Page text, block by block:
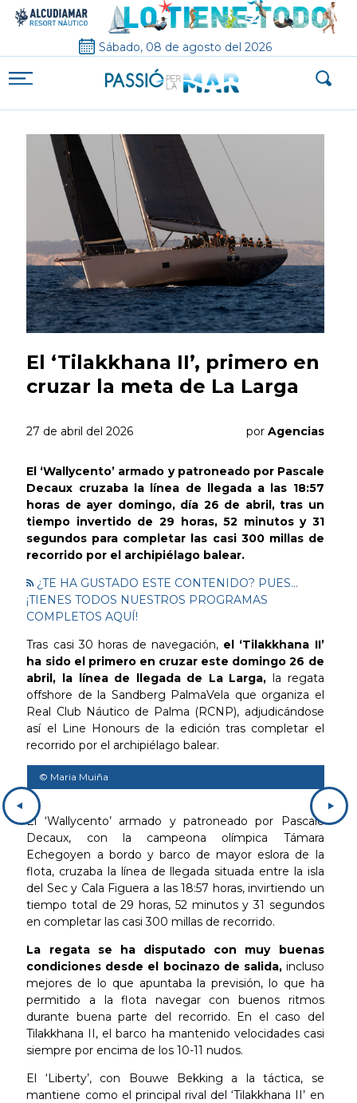
Sábado, 08 de agosto del 2026
El ‘Tilakkhana II’, primero en
cruzar la meta de La Larga
27 de abril del 2026 por Agencias
El ‘Wallycento’ armado y patroneado por Pascale
Decaux cruzaba la línea de llegada a las 18:57
horas de ayer domingo, día 26 de abril, tras un
tiempo invertido de 29 horas, 52 minutos y 31
segundos para completar las casi 300 millas de
recorrido por el archipiélago balear.
¿TE HA GUSTADO ESTE CONTENIDO? PUES...
¡TIENES TODOS NUESTROS PROGRAMAS
COMPLETOS AQUÍ!
Tras casi 30 horas de navegación, el ‘Tilakkhana II’
ha sido el primero en cruzar este domingo 26 de
abril, la línea de llegada de La Larga, la regata
offshore de la Sandberg PalmaVela que organiza el
Real Club Náutico de Palma (RCNP), adjudicándose
así el Line Honours de la edición tras completar el
recorrido por el archipiélago balear.
© Maria Muiña
El ‘Wallycento’ armado y patroneado por Pascale
Decaux, con la campeona olímpica Támara
Echegoyen a bordo y barco de mayor eslora de la
flota, cruzaba la línea de llegada situada entre la isla
del Sec y Cala Figuera a las 18:57 horas, invirtiendo un
tiempo total de 29 horas, 52 minutos y 31 segundos
en completar las casi 300 millas de recorrido.
La regata se ha disputado con muy buenas
condiciones desde el bocinazo de salida,incluso
mejores de lo que apuntaba la previsión, lo que ha
permitido a la flota navegar con buenos ritmos
durante buena parte del recorrido. En el caso del
Tilakkhana II, el barco ha mantenido velocidades casi
siempre por encima de los 10-11 nudos.
El ‘Liberty’, con Bouwe Bekking a la táctica, se
mantiene como el principal rival del ‘Tilakkhana II’ en